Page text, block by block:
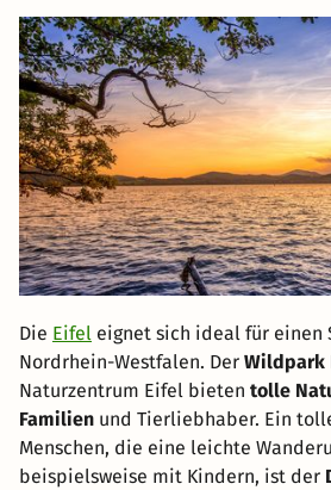
Die Eifel eignet sich ideal für einen
Nordrhein-Westfalen. Der Wildpark
Naturzentrum Eifel bieten tolle
Familien und Tierliebhaber. Ein
Menschen, die eine leichte
beispielsweise mit Kindern, ist der